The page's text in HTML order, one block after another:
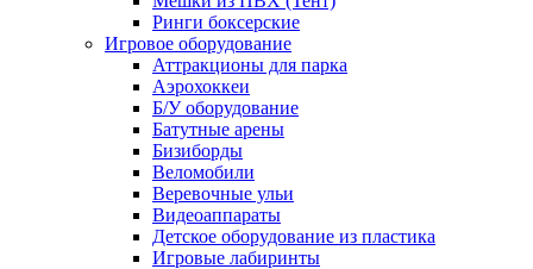
Ринги боксерские
Игровое оборудование
Аттракционы для парка
Аэрохоккеи
Б/У оборудование
Батутные арены
Бизиборды
Веломобили
Веревочные ульи
Видеоаппараты
Детское оборудование из пластика
Игровые лабиринты